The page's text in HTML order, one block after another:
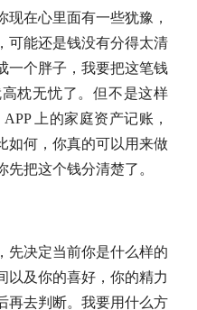
现在心里面有一些犹豫，
可能还是钱没有分得太清
一个胖子，我要把这笔钱
枕无忧了。但不是这样
上的家庭资产记账，
如何，你真的可以用来做
把这个钱分清楚了。
先决定当前你是什么样的
以及你的喜好，你的精力
再去判断。我要用什么方